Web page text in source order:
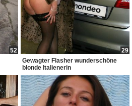
52
29
Gewagter Flasher wunderschöne
blonde Italienerin